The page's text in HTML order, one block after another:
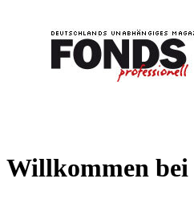
Willkommen bei